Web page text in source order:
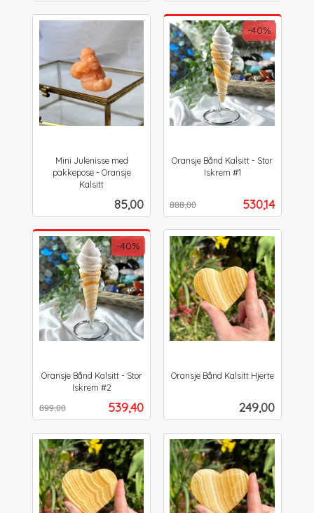
Mini Julenisse med
pakkepose - Oransje
Kalsitt
Pris
85,00
Oransje Bånd Kalsitt - Stor
Iskrem #1
Tilbud
530,14
888,00
-40%
Oransje Bånd Kalsitt - Stor
Iskrem #2
Tilbud
539,40
899,00
-40%
mva.
Oransje Bånd Kalsitt Hjerte
Pris
249,00